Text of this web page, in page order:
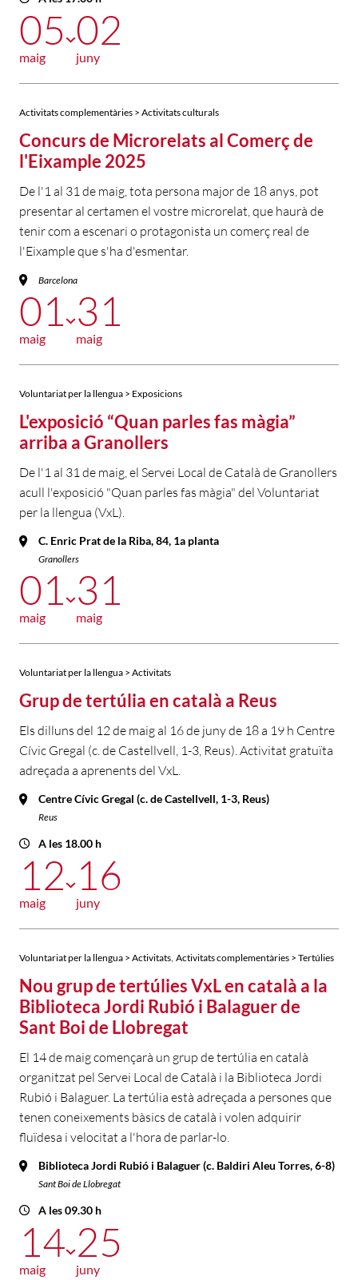
05
maig
02
juny
Activitats complementàries > Activitats culturals
Concurs de Microrelats al Comerç de
l'Eixample 2025
De l'1 al 31 de maig, tota persona major de 18 anys, pot
presentar al certamen el vostre microrelat, que haurà de
tenir com a escenari o protagonista un comerç real de
l'Eixample que s'ha d'esmentar.
Barcelona
01
maig
31
maig
Voluntariat per la llengua > Exposicions
L'exposició “Quan parles fas màgia”
arriba a Granollers
De l'1 al 31 de maig, el Servei Local de Català de Granollers
acull l'exposició "Quan parles fas màgia" del Voluntariat
per la llengua (VxL).
C. Enric Prat de la Riba, 84, 1a planta
Granollers
01
maig
31
maig
Voluntariat per la llengua > Activitats
Grup de tertúlia en català a Reus
Els dilluns del 12 de maig al 16 de juny de 18 a 19 h Centre
Cívic Gregal (c. de Castellvell, 1-3, Reus). Activitat gratuïta
adreçada a aprenents del VxL.
Centre Cívic Gregal (c. de Castellvell, 1-3, Reus)
Reus
A les 18.00 h
12
maig
16
juny
Voluntariat per la llengua > Activitats Activitats complementàries > Tertúlies
Nou grup de tertúlies VxL en català a la
Biblioteca Jordi Rubió i Balaguer de
Sant Boi de Llobregat
El 14 de maig començarà un grup de tertúlia en català
organitzat pel Servei Local de Català i la Biblioteca Jordi
Rubió i Balaguer. La tertúlia està adreçada a persones que
tenen coneixements bàsics de català i volen adquirir
fluïdesa i velocitat a l'hora de parlar-lo.
Biblioteca Jordi Rubió i Balaguer (c. Baldiri Aleu Torres, 6-8)
Sant Boi de Llobregat
A les 09.30 h
14
maig
25
juny